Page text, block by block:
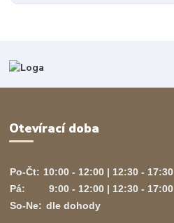
Otevírací doba
Po-Čt: 10:00 - 12:00 | 12:30 - 17:30
Pá:
9:00 - 12:00 | 12:30 - 17:00
So-Ne: dle dohody